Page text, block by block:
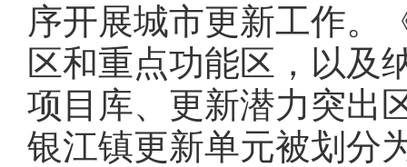
序开展城市更新工作。
区和重点功能区，以及
项目库、更新潜力突出
银江镇更新单元被划分